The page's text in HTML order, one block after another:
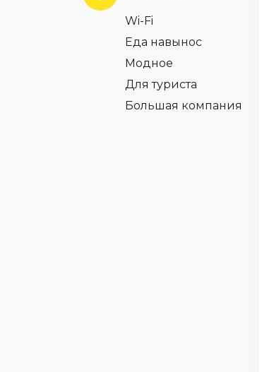
Wi-Fi
Еда навынос
Модное
Для туриста
Большая компания